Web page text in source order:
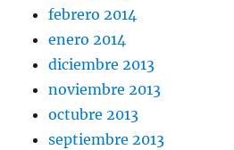
febrero 2014
enero 2014
diciembre 2013
noviembre 2013
octubre 2013
septiembre 2013